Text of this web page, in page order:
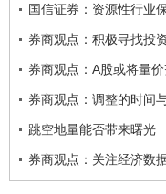
国信证券：资源性行业
券商观点：积极寻找投
券商观点：A股或将量
券商观点：调整的时间
跳空地量能否带来曙光
券商观点：关注经济数